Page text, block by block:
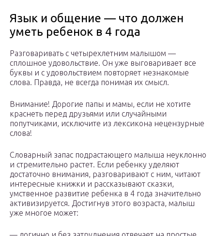
Язык и общение — что должен
уметь ребенок в 4 года
Разговаривать с четырехлетним малышом —
сплошное удовольствие. Он уже выговаривает все
буквы и с удовольствием повторяет незнакомые
слова. Правда, не всегда понимая их смысл.
Внимание! Дорогие папы и мамы, если не хотите
краснеть перед друзьями или случайными
попутчиками, исключите из лексикона нецензурные
слова!
Словарный запас подрастающего малыша неуклонно
и стремительно растет. Если ребенку уделяют
достаточно внимания, разговаривают с ним, читают
интересные книжки и рассказывают сказки,
умственное развитие ребенка в 4 года значительно
активизируется. Достигнув этого возраста, малыш
уже многое может: